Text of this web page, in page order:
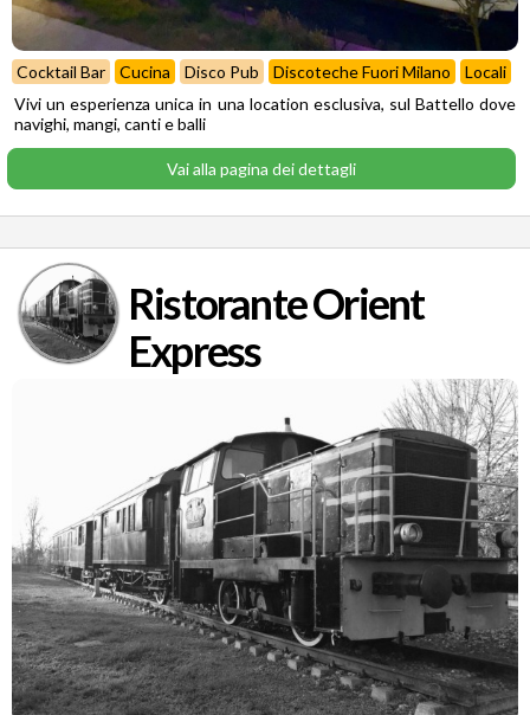
Cocktail Bar Cucina Disco Pub Discoteche Fuori Milano
Locali
Vivi un esperienza unica in una location esclusiva, sul Battello dove
navighi, mangi, canti e balli
Vai alla pagina dei dettagli
Ristorante Orient
Express